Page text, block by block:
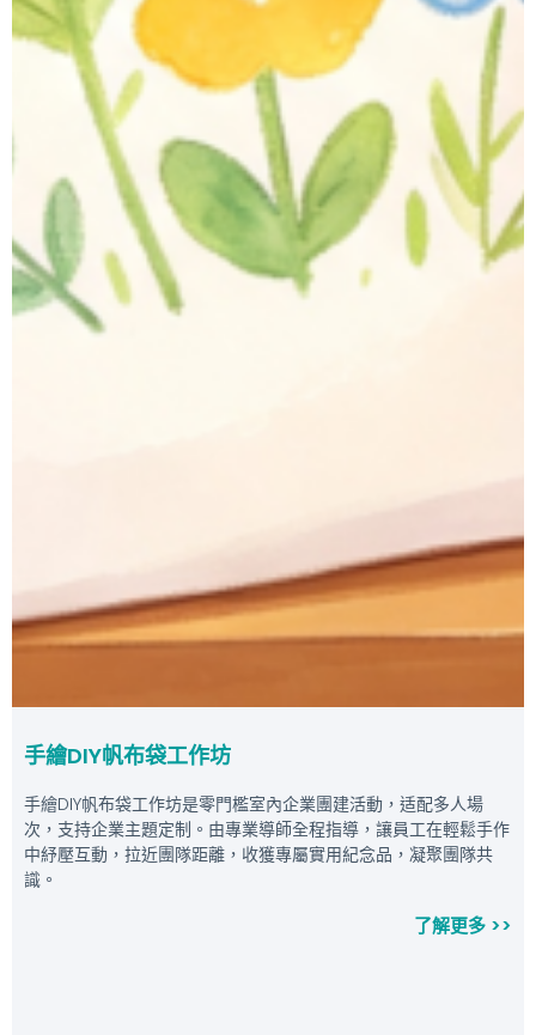
手繪DIY帆布袋工作坊
手繪DIY帆布袋工作坊是零門檻室內企業團建活動，适配多人場
次，支持企業主題定制。由專業導師全程指導，讓員工在輕鬆手作
中紓壓互動，拉近團隊距離，收獲專屬實用紀念品，凝聚團隊共
識。
了解更多 >>